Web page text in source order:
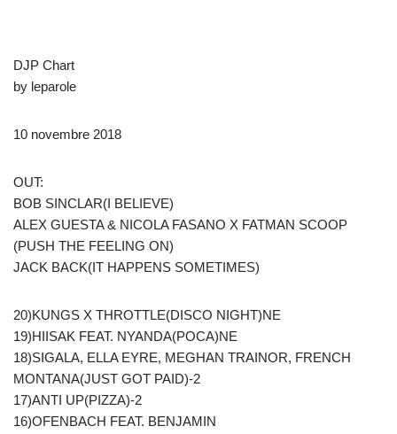
DJP Chart
by leparole
10 novembre 2018
OUT:
BOB SINCLAR(I BELIEVE)
ALEX GUESTA & NICOLA FASANO X FATMAN SCOOP
(PUSH THE FEELING ON)
JACK BACK(IT HAPPENS SOMETIMES)
20)KUNGS X THROTTLE(DISCO NIGHT)NE
19)HIISAK FEAT. NYANDA(POCA)NE
18)SIGALA, ELLA EYRE, MEGHAN TRAINOR, FRENCH
MONTANA(JUST GOT PAID)-2
17)ANTI UP(PIZZA)-2
16)OFENBACH FEAT. BENJAMIN